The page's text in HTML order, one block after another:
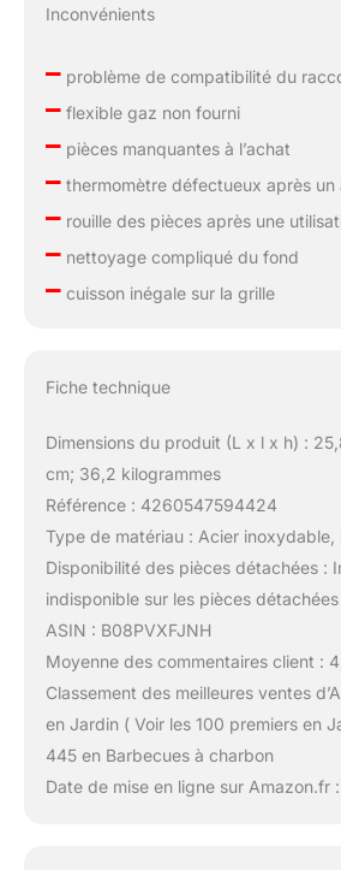
Inconvénients
–problème de compatibilité du
–flexible gaz non fourni
–pièces manquantes à l’achat
–thermomètre défectueux après un
–rouille des pièces après une
–nettoyage compliqué du fond
–cuisson inégale sur la grille
Fiche technique
Dimensions du produit (L x l x h) :
cm; 36,2 kilogrammes
Référence : 4260547594424
Type de matériau : Acier inoxydable,
Disponibilité des pièces détachées :
indisponible sur les pièces détachées
ASIN : B08PVXFJNH
Moyenne des commentaires client :
Classement des meilleures ventes
en Jardin ( Voir les 100 premiers en
445 en Barbecues à charbon
Date de mise en ligne sur Amazon.fr